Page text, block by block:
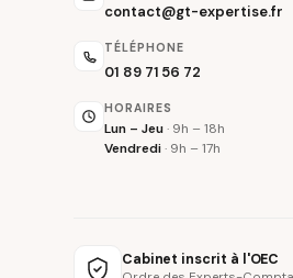
contact@gt-expertise.fr
TÉLÉPHONE
01 89 71 56 72
HORAIRES
Lun – Jeu· 9h – 18h
Vendredi· 9h – 17h
Cabinet inscrit à l'OEC